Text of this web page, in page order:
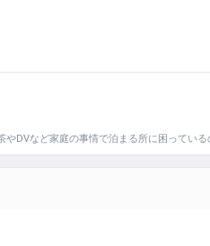
DVなど家庭の事情で泊まる所に困ってい